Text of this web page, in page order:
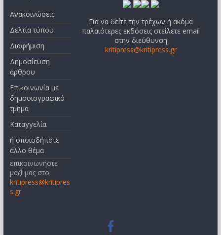
Ανακοινώσεις
Δελτία τύπου
Διαφήμιση
Δημοσίευση
άρθρου
Επικοινωνία με
δημοσιογραφικό
τμήμα
Καταγγελία
ή οποιοδήποτε
άλλο θέμα
επικοινωνήστε
μαζί μας στο
kritipress@kritipres
s.gr
Για να δείτε την τρέχων ή ακόμα
παλαιότερες εκδόσεις στείλετε email
στην διεύθυνση
kritipress@kritipress.gr